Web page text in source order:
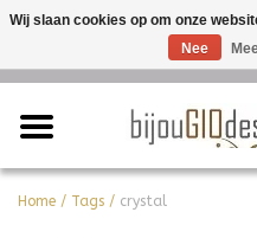
Home / Tags / crystal
Wij slaan cookies op om onze
Nee